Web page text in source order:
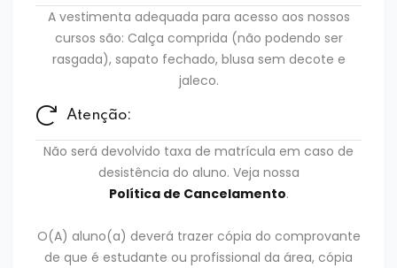
A vestimenta adequada para acesso aos nossos
cursos são: Calça comprida (não podendo ser
rasgada), sapato fechado, blusa sem decote e
jaleco.
Atenção:
Não será devolvido taxa de matrícula em caso de
desistência do aluno. Veja nossa
Política de Cancelamento.
O(A) aluno(a) deverá trazer cópia do comprovante
de que é estudante ou profissional da área, cópia